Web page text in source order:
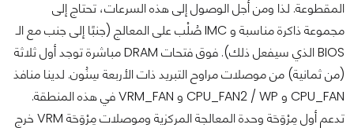
المقطوعة. لذا ومن أجل الوصول إلى هذه السرعات، تحتاج إلى
مجموعة ذاكرة مناسبة و IMC صُلْب على المعالج (جنبًا إلى جنب مع الـ
BIOS الذي سيفعل ذلك). فوق فتحات DRAM مباشرة توجد أول ثلاثة
(من ثمانية) من موصلات مراوح التبريد ذات الأربعة سِنُون. لدينا منافذ
CPU_FAN و CPU_FAN2 / WP و VRM_FAN في هذه المنطقة.
تدعم أول مِرْوَحَة وحدة المعالجة المركزية وموصلات مِرْوَحَة VRM خرج